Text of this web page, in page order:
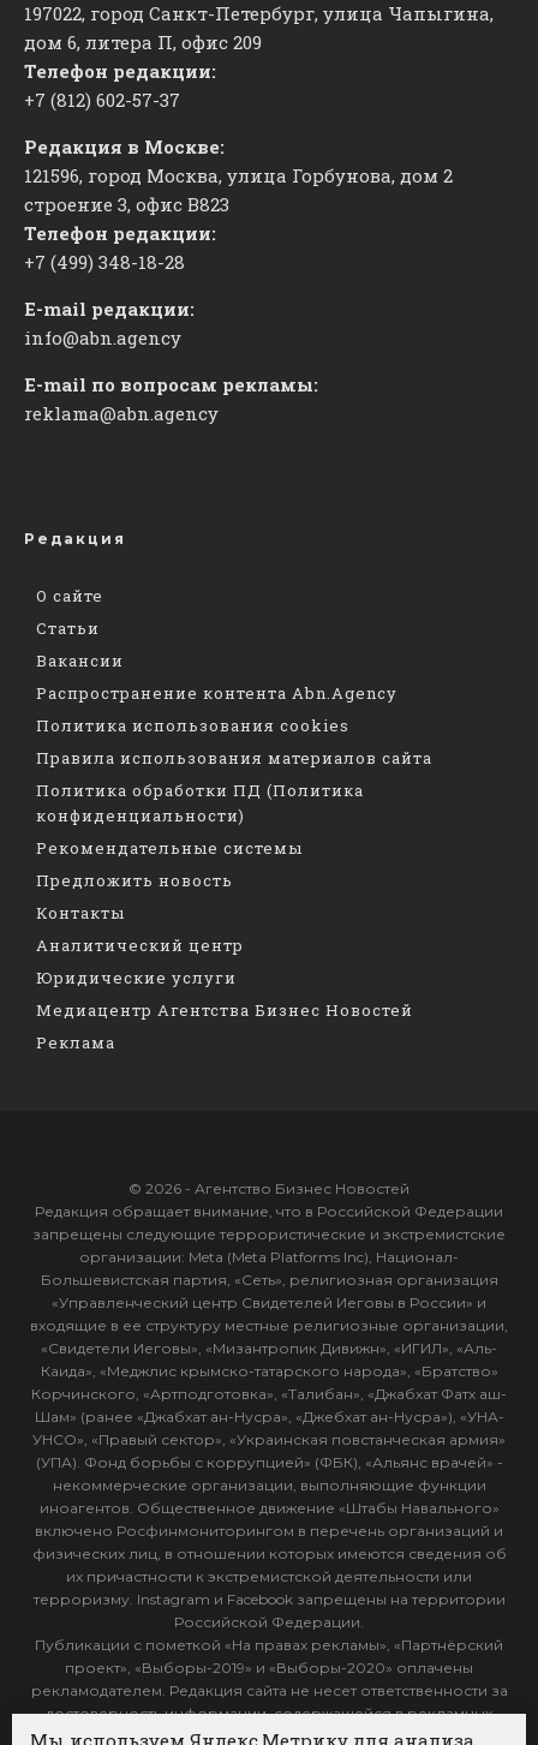
197022, город Санкт-Петербург, улица Чапыгина,
дом 6, литера П, офис 209
Телефон редакции:
+7 (812) 602-57-37
Редакция в Москве:
121596, город Москва, улица Горбунова, дом 2
строение 3, офис ​В823
Телефон редакции:
+7 (499) 348-18-28
E-mail редакции:
info@abn.agency
E-mail по вопросам рекламы:
reklama@abn.agency
Редакция
О сайте
Статьи
Вакансии
Распространение контента Abn.Agency
Политика использования cookies
Правила использования материалов сайта
Политика обработки ПД (Политика
конфиденциальности)
Рекомендательные системы
Предложить новость
Контакты
Аналитический центр
Юридические услуги
Медиацентр Агентства Бизнес Новостей
Реклама
© 2026 - Агентство Бизнес Новостей
Редакция обращает внимание, что в Российской Федерации
запрещены следующие террористические и экстремистские
организации: Meta (Meta Platforms Inc), Национал-
Большевистская партия, «Сеть», религиозная организация
«Управленческий центр Свидетелей Иеговы в России» и
входящие в ее структуру местные религиозные организации,
«Свидетели Иеговы», «Мизантропик Дивижн», «ИГИЛ», «Аль-
Каида», «Меджлис крымско-татарского народа», «Братство»
Корчинского, «Артподготовка», «Талибан», «Джабхат Фатх аш-
Шам» (ранее «Джабхат ан-Нусра», «Джебхат ан-Нусра»), «УНА-
УНСО», «Правый сектор», «Украинская повстанческая армия»
(УПА). Фонд борьбы с коррупцией» (ФБК), «Альянс врачей» -
некоммерческие организации, выполняющие функции
иноагентов. Общественное движение «Штабы Навального»
включено Росфинмониторингом в перечень организаций и
физических лиц, в отношении которых имеются сведения об
их причастности к экстремистской деятельности или
терроризму. Instagram и Facebook запрещены на территории
Российской Федерации.
Публикации с пометкой «На правах рекламы», «Партнёрский
проект», «Выборы-2019» и «Выборы-2020» оплачены
рекламодателем. Редакция сайта не несет ответственности за
достоверность информации, содержащейся в рекламных
объявлениях.
Мы используем Яндекс.Метрику для анализа